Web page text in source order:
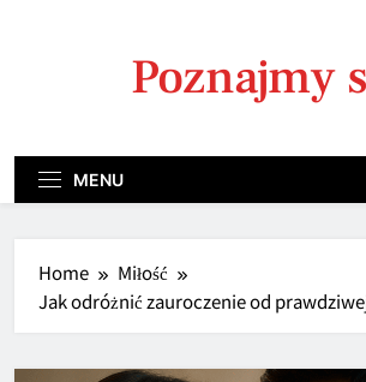
Poznajmy
MENU
Home
Miłość
Jak odróżnić zauroczenie od